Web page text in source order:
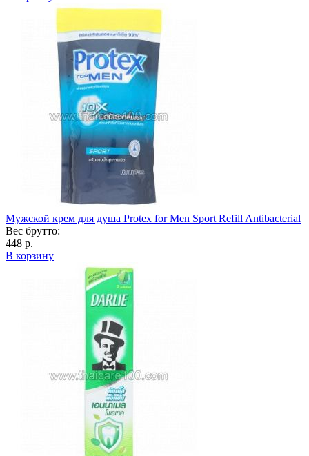
Мужской крем для душа Protex for Men Sport Refill Antibacterial
Вес брутто:
448 р.
В корзину